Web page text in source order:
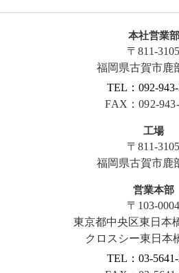
本社営業部
〒811-3105
福岡県古賀市鹿
TEL：092-943-
FAX：092-943-
工場
〒811-3105
福岡県古賀市鹿
営業本部
〒103-0004
東京都中央区東日本
クロスシー東日本
TEL：03-